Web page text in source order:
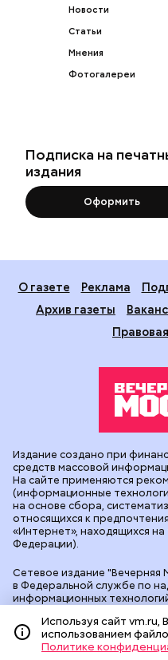
Новости
Статьи
Мнения
Фотогалереи
Подписка на
издания
Оформить
О газете Реклама
Архив газеты
Сетевое издание "Вечерняя
в Федеральной службе по
информационных
90524 от 09.12.2025.
"Вечерняя Москва". Главный
Геннадьевич Глуходедов.
Издание создано при
средств массовой
На сайте применяются
(информационные
на основе сбора,
относящихся к
«Интернет», находящихся
Федерации).
Используя сайт vm.ru,
использованием
Политике